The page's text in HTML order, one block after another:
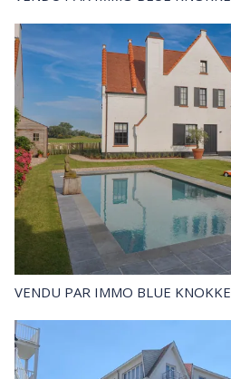
VENDU PAR IMMO BLUE KNOKKE